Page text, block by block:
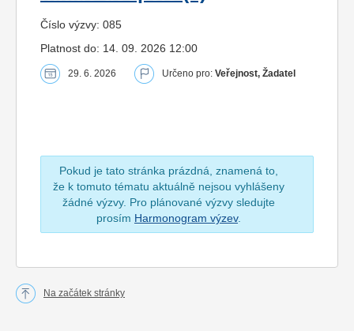
Číslo výzvy: 085
Platnost do: 14. 09. 2026 12:00
29. 6. 2026 Určeno pro: Veřejnost, Žadatel
Pokud je tato stránka prázdná, znamená to,
že k tomuto tématu aktuálně nejsou vyhlášeny
žádné výzvy. Pro plánované výzvy sledujte
prosím Harmonogram výzev.
Na začátek stránky